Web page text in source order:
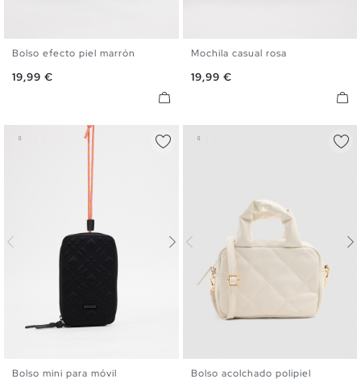
Bolso efecto piel marrón
Precio
19,99 €
Mochila casual rosa
Precio
19,99 €
Bolso mini para móvil Bolso acolchado polipiel